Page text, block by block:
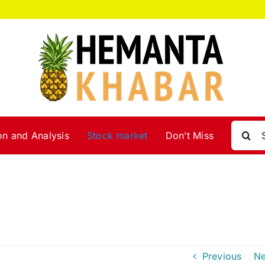
and Analysis Stock market Don’t Miss
Previous